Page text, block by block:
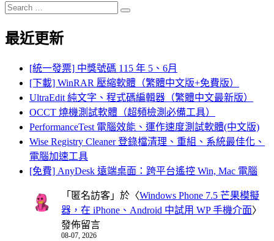
Search
for:
Search
最近更新
[統一發票] 中獎號碼 115 年 5、6月
[下載] WinRAR 壓縮軟體（繁體中文版+免費版）
UltraEdit 純文字、程式碼編輯器（繁體中文最新版）
OCCT 燒機測試軟體（超頻檢測必備工具）
PerformanceTest 電腦效能、運作速度測試軟體(中文版)
Wise Registry Cleaner 登錄檔清理、重組、系統最佳化、
電腦加速工具
[免費] AnyDesk 遠端桌面：跨平台遙控 Win, Mac 電腦
「 匿名訪客 」於〈Windows Phone 7.5 芒果模擬
器，在 iPhone、Android 中試用 WP 手機介面〉
發佈留言
08-07, 2026